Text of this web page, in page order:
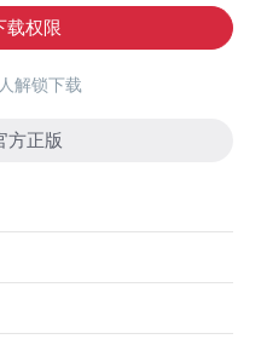
载权限
人解锁下载
方正版